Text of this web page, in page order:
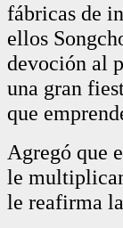
fábricas de
ellos
devoción al
una gran
que
Agregó que
le
le reafirma